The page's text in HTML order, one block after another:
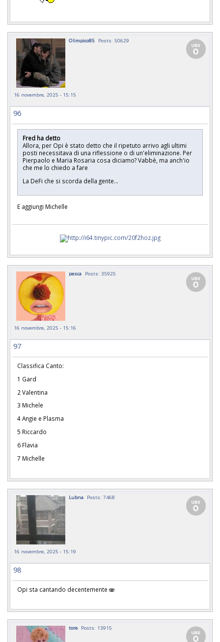
Olimpico85 Posts: 50629
16 novembre, 2025 - 15:15
96
Fred ha detto
Allora, per Opi è stato detto che il ripetuto arrivo agli ultimi
posti necessitava di una riflessione o di un'eliminazione. Per
Pierpaolo e Maria Rosaria cosa diciamo? Vabbè, ma anch'io
che me lo chiedo a fare
La DeFi che si scorda della gente...
E aggiungi Michelle
pesca Posts: 35925
16 novembre, 2025 - 15:16
97
Classifica Canto:
1 Gard
2 Valentina
3 Michele
4 Angie e Plasma
5 Riccardo
6 Flavia
7 Michelle
Lubna Posts: 7468
16 novembre, 2025 - 15:19
98
Opi sta cantando decentemente 🫨
tore Posts: 13915